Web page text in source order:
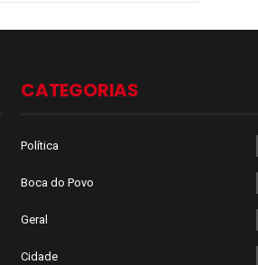
CATEGORIAS
Política
Boca do Povo
Geral
Cidade